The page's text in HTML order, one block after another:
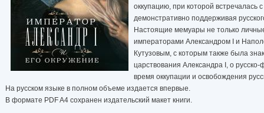
оккупацию, при которой
демонстративно поддерживая
Настоящие мемуары не только
императорами Александром I и
Кутузовым, с которым также была
царствования Александра I, о
время оккупации и освобождения
На русском языке в полном объеме издается впервые.
В формате PDF A4 сохранен издательский макет книги.